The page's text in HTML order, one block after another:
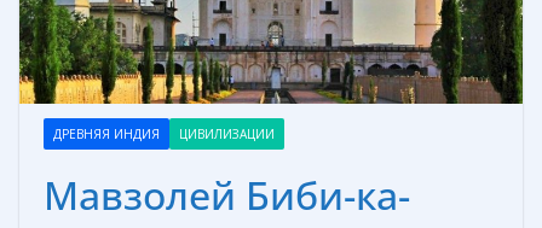
ДРЕВНЯЯ ИНДИЯ ЦИВИЛИЗАЦИИ
Мавзолей Биби-ка-